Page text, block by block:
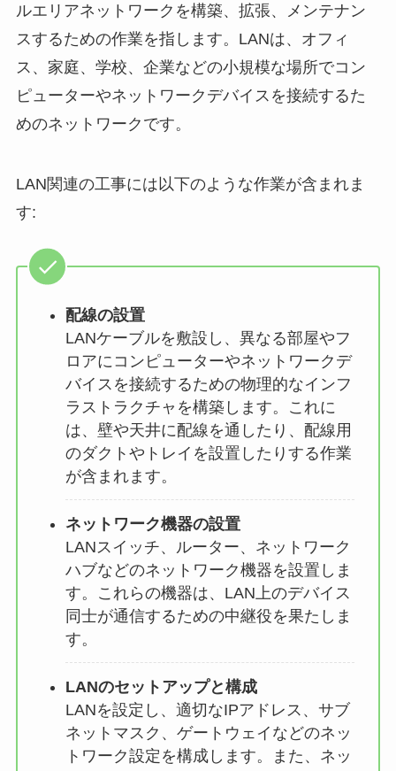
ルエリアネットワークを構築、拡張、メンテナン
スするための作業を指します。LANは、オフィ
ス、家庭、学校、企業などの小規模な場所でコン
ピューターやネットワークデバイスを接続するた
めのネットワークです。
LAN関連の工事には以下のような作業が含まれま
す:
配線の設置
LANケーブルを敷設し、異なる部屋やフ
ロアにコンピューターやネットワークデ
バイスを接続するための物理的なインフ
ラストラクチャを構築します。これに
は、壁や天井に配線を通したり、配線用
のダクトやトレイを設置したりする作業
が含まれます。
ネットワーク機器の設置
LANスイッチ、ルーター、ネットワーク
ハブなどのネットワーク機器を設置しま
す。これらの機器は、LAN上のデバイス
同士が通信するための中継役を果たしま
す。
LANのセットアップと構成
LANを設定し、適切なIPアドレス、サブ
ネットマスク、ゲートウェイなどのネッ
トワーク設定を構成します。また、ネッ